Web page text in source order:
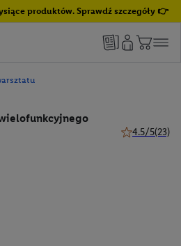
produktów. Sprawdź szczegóły 👉
4.5/5(23)